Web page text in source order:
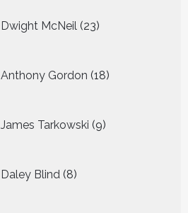
Dwight McNeil 23
producten
Anthony Gordon 18
producten
James Tarkowski 9
producten
Daley Blind 8
producten